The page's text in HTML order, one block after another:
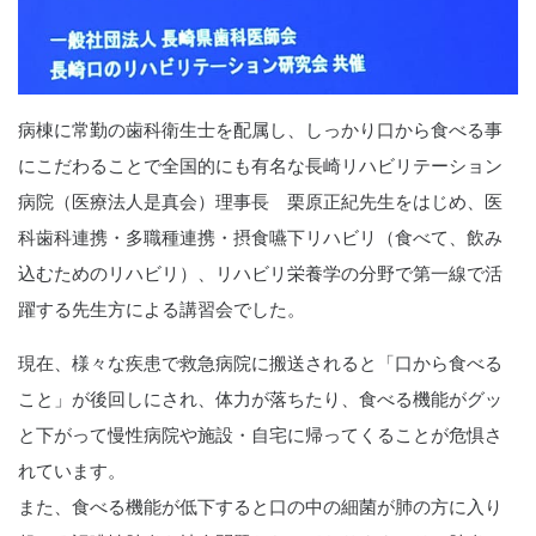
病棟に常勤の歯科衛生士を配属し、しっかり口から食べる事
にこだわることで全国的にも有名な長崎リハビリテーション
病院（医療法人是真会）理事長 栗原正紀先生をはじめ、医
科歯科連携・多職種連携・摂食嚥下リハビリ（食べて、飲み
込むためのリハビリ）、リハビリ栄養学の分野で第一線で活
躍する先生方による講習会でした。
現在、様々な疾患で救急病院に搬送されると「口から食べる
こと」が後回しにされ、体力が落ちたり、食べる機能がグッ
と下がって慢性病院や施設・自宅に帰ってくることが危惧さ
れています。
また、食べる機能が低下すると口の中の細菌が肺の方に入り